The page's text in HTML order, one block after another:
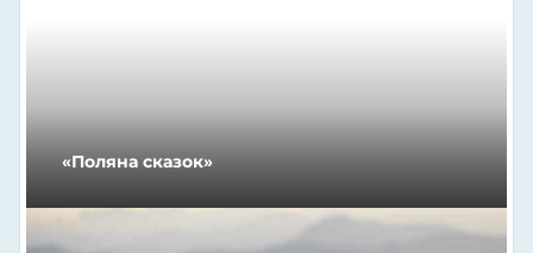
«Поляна сказок»